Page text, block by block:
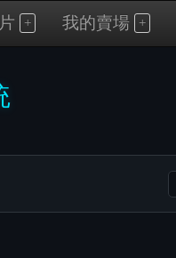
我的賣場